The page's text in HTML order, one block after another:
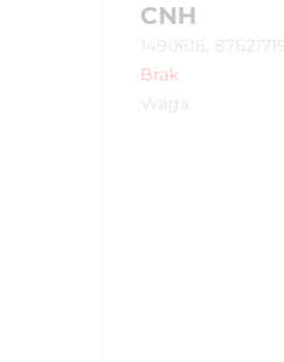
CNH
1490616,
Brak
Waga